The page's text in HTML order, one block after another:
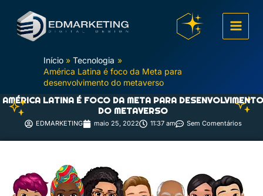
conteúdo
Início
Tecnologia
América Latina é foco da Meta para
desenvolvimento do metaverso
AMÉRICA LATINA É FOCO DA META PARA
DO METAVERSO
EDMARKETING maio 25, 2022 11:37 am Sem Comentários